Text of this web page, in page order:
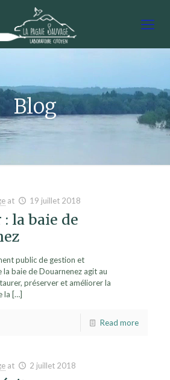
Blog
at 19 juillet 2018
la baie de
public de gestion et
la baie de Douarnenez agit au
préserver et améliorer la
la […]
Read more
at 2 juillet 2018